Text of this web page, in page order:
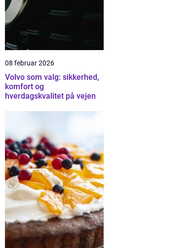
08 februar 2026
Volvo som valg: sikkerhed,
komfort og
hverdagskvalitet på vejen